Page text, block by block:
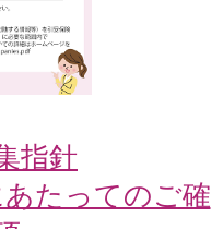
指針
たってのご確